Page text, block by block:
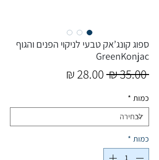
ספוג קונג’אק טבעי לניקוי הפנים והגוף
GreenKonjac
‏35.00 ‏₪
מחיר
כמות *
כמות *